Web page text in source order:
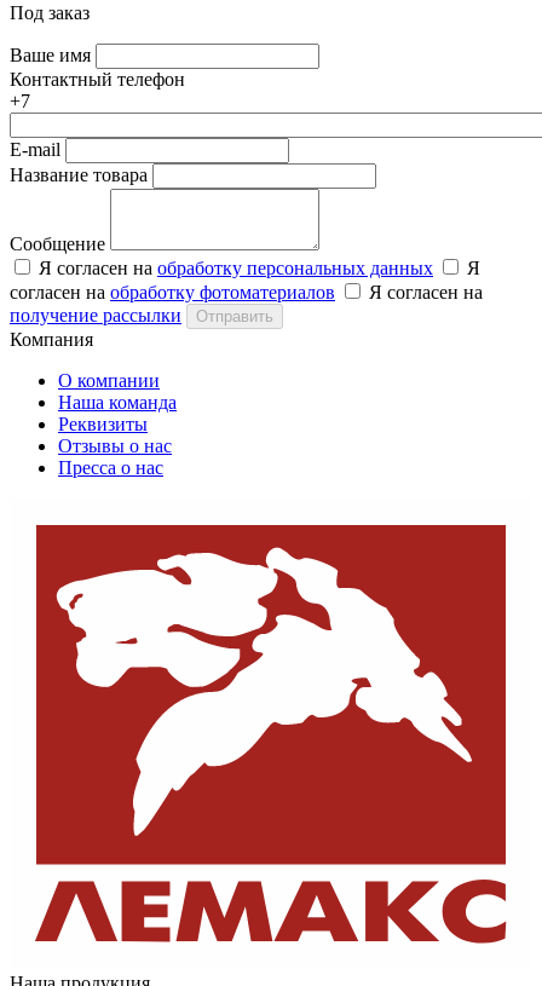
Под заказ
Ваше имя
Контактный телефон
+7
E-mail
Название товара
Сообщение
Я согласен на обработку персональных данных
Я
согласен на обработку фотоматериалов
Я согласен на
получение рассылки
Отправить
Компания
О компании
Наша команда
Реквизиты
Отзывы о нас
Пресса о нас